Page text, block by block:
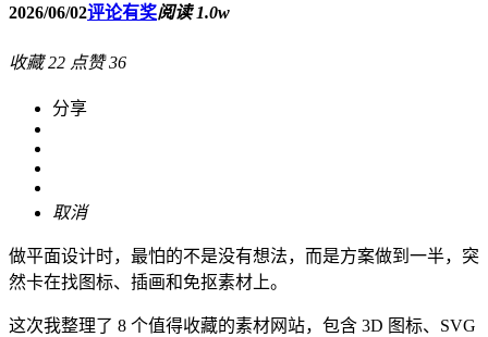
2026/06/02评论有奖阅读 1.0w
收藏 22 点赞 36
分享
取消
做平面设计时，最怕的不是没有想法，而是方案做到一半，突
然卡在找图标、插画和免抠素材上。
这次我整理了 8 个值得收藏的素材网站，包含 3D 图标、SVG